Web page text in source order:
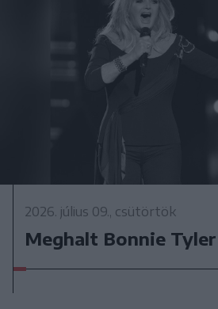
2026. július 09., csütörtök
Meghalt Bonnie